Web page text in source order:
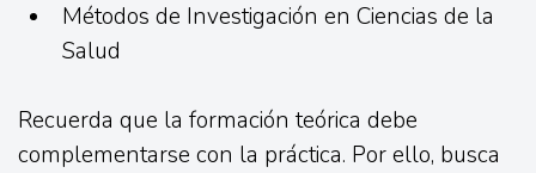
Métodos de Investigación en Ciencias de la
Salud
Recuerda que la formación teórica debe
complementarse con la práctica. Por ello, busca